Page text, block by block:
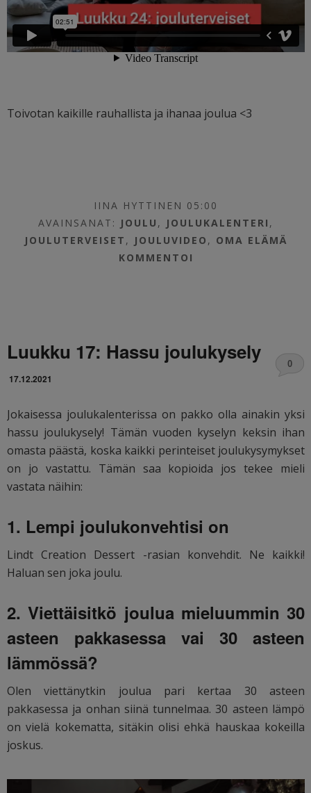
Toivotan kaikille rauhallista ja ihanaa joulua <3
IINA HYTTINEN 05:00
AVAINSANAT: JOULU , JOULUKALENTERI ,
JOULUTERVEISET , JOULUVIDEO , OMA ELÄMÄ
KOMMENTOI
Luukku 17: Hassu joulukysely
17.12.2021
0
Jokaisessa joulukalenterissa on pakko olla ainakin yksi
hassu joulukysely! Tämän vuoden kyselyn keksin ihan
omasta päästä, koska kaikki perinteiset joulukysymykset
on jo vastattu. Tämän saa kopioida jos tekee mieli
vastata näihin:
1. Lempi joulukonvehtisi on
Lindt Creation Dessert -rasian konvehdit. Ne kaikki!
Haluan sen joka joulu.
2. Viettäisitkö joulua mieluummin 30
asteen pakkasessa vai 30 asteen
lämmössä?
Olen viettänytkin joulua pari kertaa 30 asteen
pakkasessa ja onhan siinä tunnelmaa. 30 asteen lämpö
on vielä kokematta, sitäkin olisi ehkä hauskaa kokeilla
joskus.